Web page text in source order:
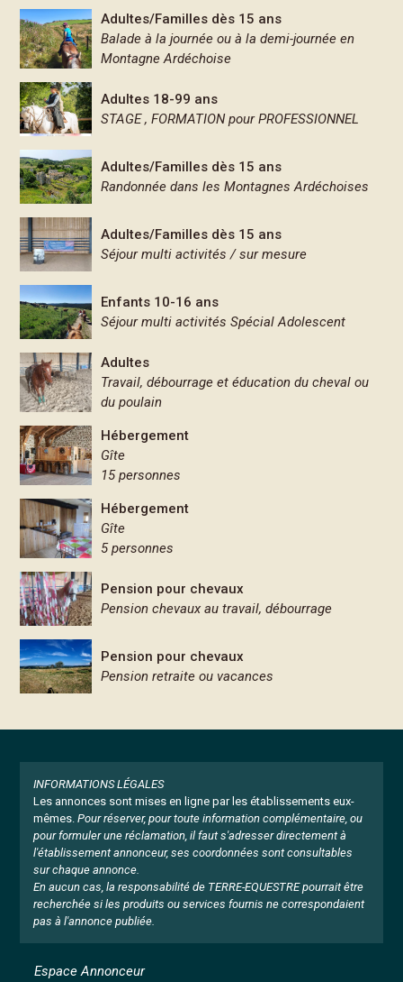
Adultes/Familles dès 15 ans
Balade à la journée ou à la demi-journée en
Montagne Ardéchoise
Adultes 18-99 ans
STAGE , FORMATION pour PROFESSIONNEL
Adultes/Familles dès 15 ans
Randonnée dans les Montagnes Ardéchoises
Adultes/Familles dès 15 ans
Séjour multi activités / sur mesure
Enfants 10-16 ans
Séjour multi activités Spécial Adolescent
Adultes
Travail, débourrage et éducation du cheval ou
du poulain
Hébergement
Gîte
15 personnes
Hébergement
Gîte
5 personnes
Pension pour chevaux
Pension chevaux au travail, débourrage
Pension pour chevaux
Pension retraite ou vacances
INFORMATIONS LÉGALES
Les annonces sont mises en ligne par les établissements eux-
mêmes. Pour réserver, pour toute information complémentaire, ou
pour formuler une réclamation, il faut s'adresser directement à
l'établissement annonceur, ses coordonnées sont consultables
sur chaque annonce.
En aucun cas, la responsabilité de TERRE-EQUESTRE pourrait être
recherchée si les produits ou services fournis ne correspondaient
pas à l'annonce publiée.
Espace Annonceur